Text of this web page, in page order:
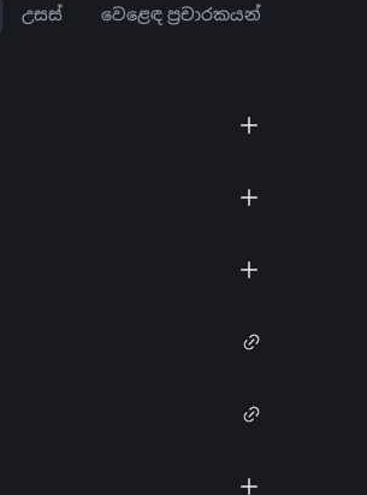
උසස් වෙළෙඳ ප්‍රචාරකයන්